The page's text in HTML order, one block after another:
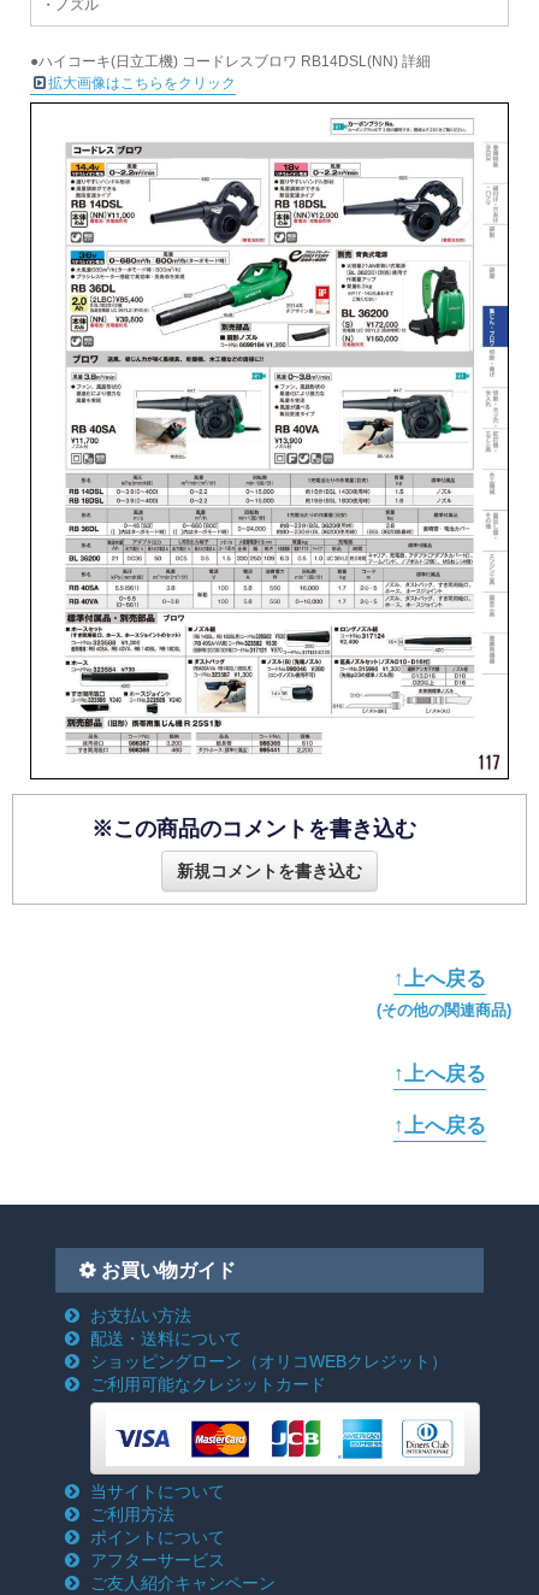
・ノズル
●ハイコーキ(日立工機) コードレスブロワ RB14DSL(NN) 詳細
拡大画像はこちらをクリック
※この商品のコメントを書き込む
新規コメントを書き込む
↑上へ戻る
(その他の関連商品)
↑上へ戻る
↑上へ戻る
お買い物ガイド
お支払い方法
配送・送料について
ショッピングローン （オリコWEBクレジット）
ご利用可能なクレジットカード
当サイトについて
ご利用方法
ポイントについて
アフターサービス
ご友人紹介キャンペーン